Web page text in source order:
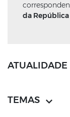
da República
ATUALIDADE
TEMAS